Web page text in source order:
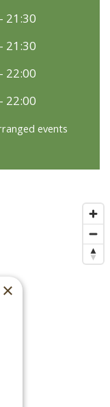
21:30
21:30
22:00
22:00
events
×